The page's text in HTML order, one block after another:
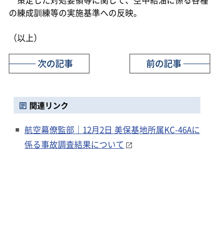
の練成訓練等の実施基準への反映。
（以上）
前の記事
次の記事
関連リンク
航空幕僚監部｜12月2日 美保基地所属KC-46Aに
係る事故調査結果について